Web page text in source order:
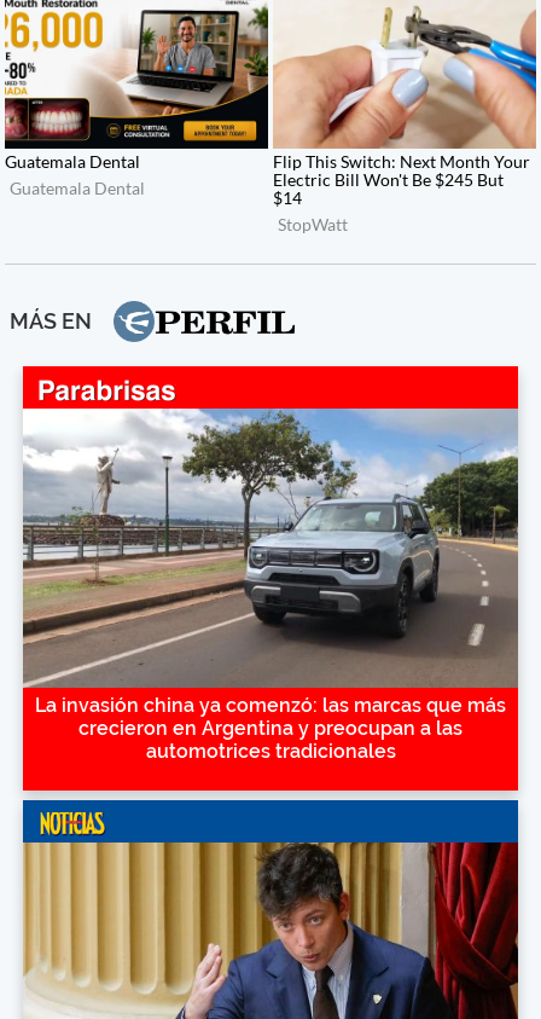
MÁS EN
La invasión china ya comenzó: las marcas que más
crecieron en Argentina y preocupan a las
automotrices tradicionales